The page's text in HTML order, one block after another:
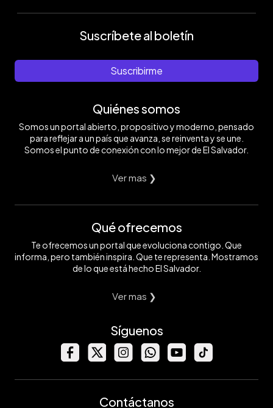
Suscríbete al boletín
Suscribirme
Quiénes somos
Somos un portal abierto, propositivo y moderno, pensado
para reflejar a un país que avanza, se reinventa y se une.
Somos el punto de conexión con lo mejor de El Salvador.
Ver mas ❯
Qué ofrecemos
Te ofrecemos un portal que evoluciona contigo. Que
informa, pero también inspira. Que te representa. Mostramos
de lo que está hecho El Salvador.
Ver mas ❯
Síguenos
Contáctanos